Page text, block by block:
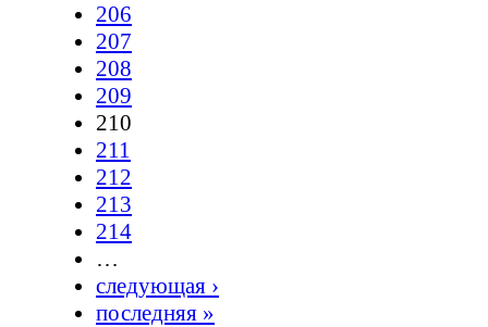
206
207
208
209
210
211
212
213
214
…
следующая ›
последняя »